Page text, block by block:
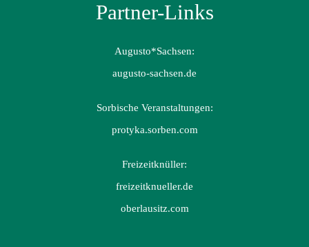
Partner-Links
Augusto*Sachsen:
augusto-sachsen.de
Sorbische Veranstaltungen:
protyka.sorben.com
Freizeitknüller:
freizeitknueller.de
oberlausitz.com